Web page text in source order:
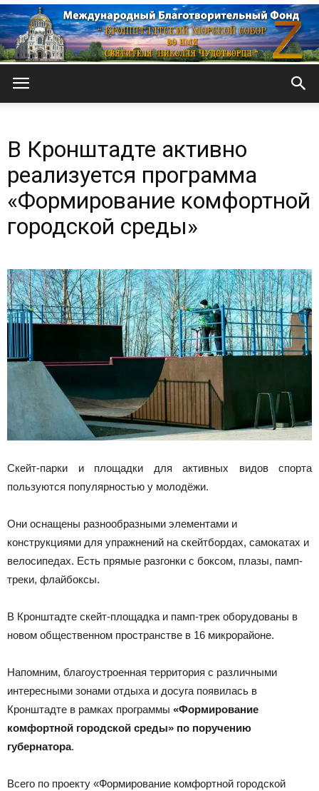
Морской
собор
В Кронштадте активно
реализуется программа
«Формирование комфортной
городской среды»
Скейт-парки и площадки для активных видов спорта
пользуются популярностью у молодёжи.
Они оснащены разнообразными элементами и
конструкциями для упражнений на скейтбордах, самокатах и
велосипедах. Есть прямые разгонки с боксом, плазы, памп-
треки, флайбоксы.
В Кронштадте скейт-площадка и памп-трек оборудованы в
новом общественном пространстве в 16 микрорайоне.
Напомним, благоустроенная территория с различными
интересными зонами отдыха и досуга появилась в
Кронштадте в рамках программы «Формирование
комфортной городской среды» по поручению
губернатора.
Всего по проекту «Формирование комфортной городской